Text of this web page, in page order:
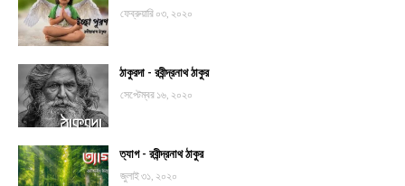
ফেব্রুয়ারি ০৩, ২০২০
ঠাকুরদা - রবীন্দ্রনাথ ঠাকুর
সেপ্টেম্বর ১৬, ২০২০
ত্যাগ - রবীন্দ্রনাথ ঠাকুর
জুলাই ৩১, ২০২০